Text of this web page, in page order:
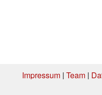
Impressum| Team|